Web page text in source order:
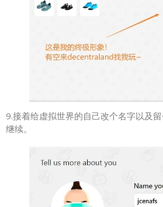
9.接着给虚拟世界的自己改个名字以及
继续。